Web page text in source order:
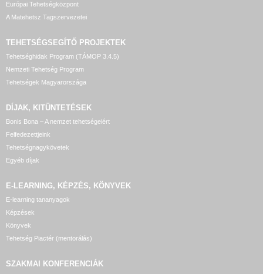
Európai Tehetségközpont
A Matehetsz Tagszervezetei
TEHETSÉGSEGÍTŐ PROJEKTEK
Tehetséghidak Program (TÁMOP 3.4.5)
Nemzeti Tehetség Program
Tehetségek Magyarországa
DÍJAK, KITÜNTETÉSEK
Bonis Bona – A nemzet tehetségeiért
Felfedezettjeink
Tehetségnagykövetek
Egyéb díjak
E-LEARNING, KÉPZÉS, KÖNYVEK
E-learning tananyagok
Képzések
Könyvek
Tehetség Piactér (mentorálás)
SZAKMAI KONFERENCIÁK